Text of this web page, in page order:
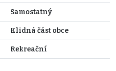
Samostatný
Klidná část obce
Rekreační